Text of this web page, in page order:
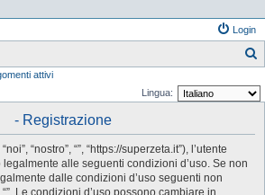
Login
attivi
Lingua:
- Registrazione
“nostro”, “”, “https://superzeta.it”), l’utente
alle seguenti condizioni d’uso. Se non
dalle condizioni d’uso seguenti non
Le condizioni d’uso possono cambiare in